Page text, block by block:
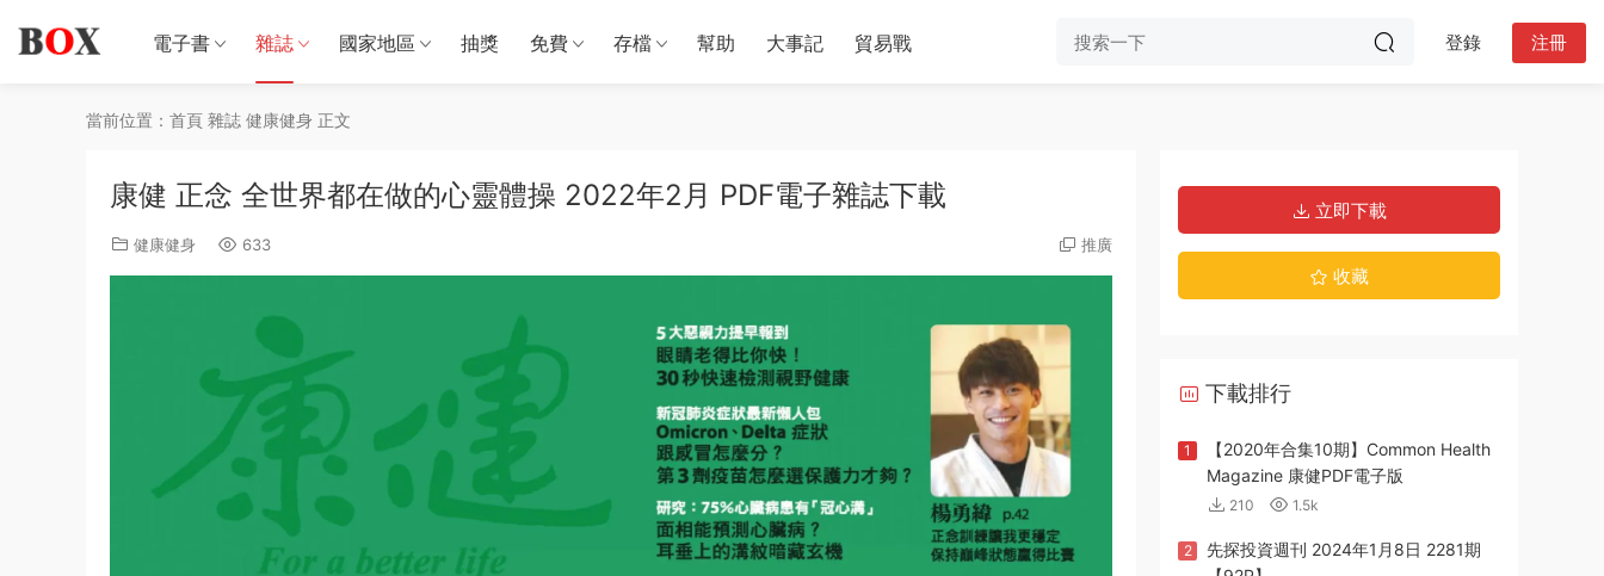
電子書 雜誌 國家地區 抽獎 免費 存檔 幫助 大事記 貿易戰 登錄 注冊
當前位置： 首頁 雜誌 健康健身 正文
康健 正念 全世界都在做的心靈體操 2022年2月 PDF電子雜誌下載
健康健身 633 推廣
立即下載
收藏
下載排行
1
【2020年合集10期】Common Health
Magazine 康健PDF電子版
210 1.5k
2
先探投資週刊 2024年1月8日 2281期